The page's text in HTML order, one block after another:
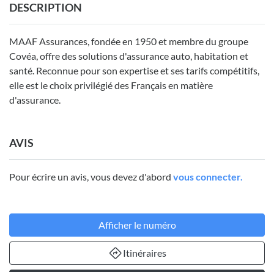
DESCRIPTION
MAAF Assurances, fondée en 1950 et membre du groupe
Covéa, offre des solutions d'assurance auto, habitation et
santé. Reconnue pour son expertise et ses tarifs compétitifs,
elle est le choix privilégié des Français en matière
d'assurance.
AVIS
Pour écrire un avis, vous devez d'abord vous connecter.
Afficher le numéro
Itinéraires